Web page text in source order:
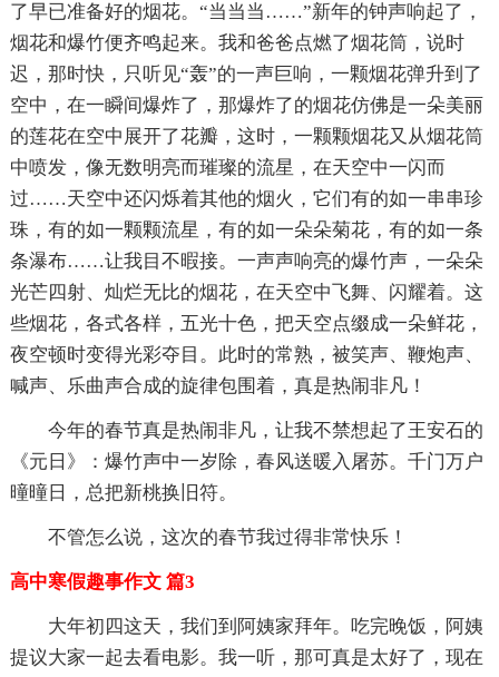
了早已准备好的烟花。“当当当……”新年的钟声响起了，
烟花和爆竹便齐鸣起来。我和爸爸点燃了烟花筒，说时
迟，那时快，只听见“轰”的一声巨响，一颗烟花弹升到了
空中，在一瞬间爆炸了，那爆炸了的烟花仿佛是一朵美丽
的莲花在空中展开了花瓣，这时，一颗颗烟花又从烟花筒
中喷发，像无数明亮而璀璨的流星，在天空中一闪而
过……天空中还闪烁着其他的烟火，它们有的如一串串珍
珠，有的如一颗颗流星，有的如一朵朵菊花，有的如一条
条瀑布……让我目不暇接。一声声响亮的爆竹声，一朵朵
光芒四射、灿烂无比的烟花，在天空中飞舞、闪耀着。这
些烟花，各式各样，五光十色，把天空点缀成一朵鲜花，
夜空顿时变得光彩夺目。此时的常熟，被笑声、鞭炮声、
喊声、乐曲声合成的旋律包围着，真是热闹非凡！
今年的春节真是热闹非凡，让我不禁想起了王安石的
《元日》：爆竹声中一岁除，春风送暖入屠苏。千门万户
曈曈日，总把新桃换旧符。
不管怎么说，这次的春节我过得非常快乐！
高中寒假趣事作文 篇3
大年初四这天，我们到阿姨家拜年。吃完晚饭，阿姨
提议大家一起去看电影。我一听，那可真是太好了，现在